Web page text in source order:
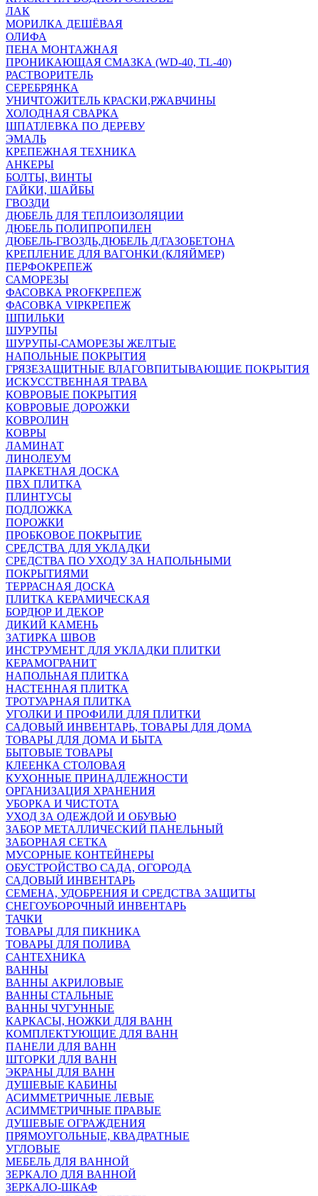
ЛАК
МОРИЛКА ДЕШЁВАЯ
ОЛИФА
ПЕНА МОНТАЖНАЯ
ПРОНИКАЮЩАЯ СМАЗКА (WD-40, TL-40)
РАСТВОРИТЕЛЬ
СЕРЕБРЯНКА
УНИЧТОЖИТЕЛЬ КРАСКИ,РЖАВЧИНЫ
ХОЛОДНАЯ СВАРКА
ШПАТЛЕВКА ПО ДЕРЕВУ
ЭМАЛЬ
КРЕПЕЖНАЯ ТЕХНИКА
АНКЕРЫ
БОЛТЫ, ВИНТЫ
ГАЙКИ, ШАЙБЫ
ГВОЗДИ
ДЮБЕЛЬ ДЛЯ ТЕПЛОИЗОЛЯЦИИ
ДЮБЕЛЬ ПОЛИПРОПИЛЕН
ДЮБЕЛЬ-ГВОЗДЬ,ДЮБЕЛЬ Д/ГАЗОБЕТОНА
КРЕПЛЕНИЕ ДЛЯ ВАГОНКИ (КЛЯЙМЕР)
ПЕРФОКРЕПЕЖ
САМОРЕЗЫ
ФАСОВКА PROFКРЕПЕЖ
ФАСОВКА VIPКРЕПЕЖ
ШПИЛЬКИ
ШУРУПЫ
ШУРУПЫ-САМОРЕЗЫ ЖЕЛТЫЕ
НАПОЛЬНЫЕ ПОКРЫТИЯ
ГРЯЗЕЗАЩИТНЫЕ ВЛАГОВПИТЫВАЮЩИЕ ПОКРЫТИЯ
ИСКУССТВЕННАЯ ТРАВА
КОВРОВЫЕ ПОКРЫТИЯ
КОВРОВЫЕ ДОРОЖКИ
КОВРОЛИН
КОВРЫ
ЛАМИНАТ
ЛИНОЛЕУМ
ПАРКЕТНАЯ ДОСКА
ПВХ ПЛИТКА
ПЛИНТУСЫ
ПОДЛОЖКА
ПОРОЖКИ
ПРОБКОВОЕ ПОКРЫТИЕ
СРЕДСТВА ДЛЯ УКЛАДКИ
СРЕДСТВА ПО УХОДУ ЗА НАПОЛЬНЫМИ
ПОКРЫТИЯМИ
ТЕРРАСНАЯ ДОСКА
ПЛИТКА КЕРАМИЧЕСКАЯ
БОРДЮР И ДЕКОР
ДИКИЙ КАМЕНЬ
ЗАТИРКА ШВОВ
ИНСТРУМЕНТ ДЛЯ УКЛАДКИ ПЛИТКИ
КЕРАМОГРАНИТ
НАПОЛЬНАЯ ПЛИТКА
НАСТЕННАЯ ПЛИТКА
ТРОТУАРНАЯ ПЛИТКА
УГОЛКИ И ПРОФИЛИ ДЛЯ ПЛИТКИ
САДОВЫЙ ИНВЕНТАРЬ, ТОВАРЫ ДЛЯ ДОМА
ТОВАРЫ ДЛЯ ДОМА И БЫТА
БЫТОВЫЕ ТОВАРЫ
КЛЕЕНКА СТОЛОВАЯ
КУХОННЫЕ ПРИНАДЛЕЖНОСТИ
ОРГАНИЗАЦИЯ ХРАНЕНИЯ
УБОРКА И ЧИСТОТА
УХОД ЗА ОДЕЖДОЙ И ОБУВЬЮ
ЗАБОР МЕТАЛЛИЧЕСКИЙ ПАНЕЛЬНЫЙ
ЗАБОРНАЯ СЕТКА
МУСОРНЫЕ КОНТЕЙНЕРЫ
ОБУСТРОЙСТВО САДА, ОГОРОДА
САДОВЫЙ ИНВЕНТАРЬ
СЕМЕНА, УДОБРЕНИЯ И СРЕДСТВА ЗАЩИТЫ
СНЕГОУБОРОЧНЫЙ ИНВЕНТАРЬ
ТАЧКИ
ТОВАРЫ ДЛЯ ПИКНИКА
ТОВАРЫ ДЛЯ ПОЛИВА
САНТЕХНИКА
ВАННЫ
ВАННЫ АКРИЛОВЫЕ
ВАННЫ СТАЛЬНЫЕ
ВАННЫ ЧУГУННЫЕ
КАРКАСЫ, НОЖКИ ДЛЯ ВАНН
КОМПЛЕКТУЮЩИЕ ДЛЯ ВАНН
ПАНЕЛИ ДЛЯ ВАНН
ШТОРКИ ДЛЯ ВАНН
ЭКРАНЫ ДЛЯ ВАНН
ДУШЕВЫЕ КАБИНЫ
АСИММЕТРИЧНЫЕ ЛЕВЫЕ
АСИММЕТРИЧНЫЕ ПРАВЫЕ
ДУШЕВЫЕ ОГРАЖДЕНИЯ
ПРЯМОУГОЛЬНЫЕ, КВАДРАТНЫЕ
УГЛОВЫЕ
МЕБЕЛЬ ДЛЯ ВАННОЙ
ЗЕРКАЛО ДЛЯ ВАННОЙ
ЗЕРКАЛО-ШКАФ